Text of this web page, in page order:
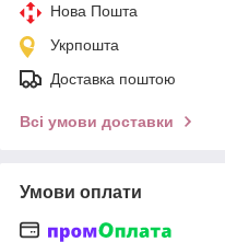
Нова Пошта
Укрпошта
Доставка поштою
Всі умови доставки
Умови оплати